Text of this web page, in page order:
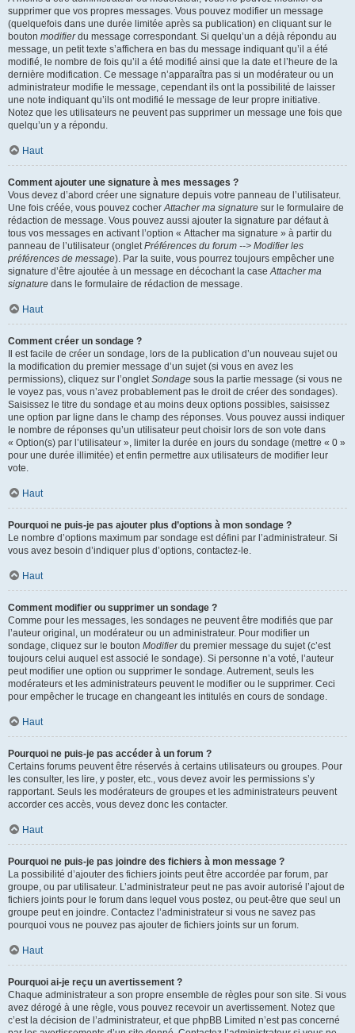
supprimer que vos propres messages. Vous pouvez modifier un message
(quelquefois dans une durée limitée après sa publication) en cliquant sur le
bouton modifierdu message correspondant. Si quelqu’un a déjà répondu au
message, un petit texte s’affichera en bas du message indiquant qu’il a été
modifié, le nombre de fois qu’il a été modifié ainsi que la date et l’heure de la
dernière modification. Ce message n’apparaîtra pas si un modérateur ou un
administrateur modifie le message, cependant ils ont la possibilité de laisser
une note indiquant qu’ils ont modifié le message de leur propre initiative.
Notez que les utilisateurs ne peuvent pas supprimer un message une fois que
quelqu’un y a répondu.
Haut
Comment ajouter une signature à mes messages ?
Vous devez d’abord créer une signature depuis votre panneau de l’utilisateur.
Une fois créée, vous pouvez cocherAttacher ma signature sur le formulaire de
rédaction de message. Vous pouvez aussi ajouter la signature par défaut à
tous vos messages en activant l’option « Attacher ma signature » à partir du
panneau de l’utilisateur (ongletPréférences du forum --> Modifier les
préférences de message). Par la suite, vous pourrez toujours empêcher une
signature d’être ajoutée à un message en décochant la caseAttacher ma
signature dans le formulaire de rédaction de message.
Haut
Comment créer un sondage ?
Il est facile de créer un sondage, lors de la publication d’un nouveau sujet ou
la modification du premier message d’un sujet (si vous en avez les
permissions), cliquez sur l’ongletSondage sous la partie message (si vous ne
le voyez pas, vous n’avez probablement pas le droit de créer des sondages).
Saisissez le titre du sondage et au moins deux options possibles, saisissez
une option par ligne dans le champ des réponses. Vous pouvez aussi indiquer
le nombre de réponses qu’un utilisateur peut choisir lors de son vote dans
« Option(s) par l’utilisateur », limiter la durée en jours du sondage (mettre « 0 »
pour une durée illimitée) et enfin permettre aux utilisateurs de modifier leur
vote.
Haut
Pourquoi ne puis-je pas ajouter plus d’options à mon sondage ?
Le nombre d’options maximum par sondage est défini par l’administrateur. Si
vous avez besoin d’indiquer plus d’options, contactez-le.
Haut
Comment modifier ou supprimer un sondage ?
Comme pour les messages, les sondages ne peuvent être modifiés que par
l’auteur original, un modérateur ou un administrateur. Pour modifier un
sondage, cliquez sur le bouton Modifierdu premier message du sujet (c’est
toujours celui auquel est associé le sondage). Si personne n’a voté, l’auteur
peut modifier une option ou supprimer le sondage. Autrement, seuls les
modérateurs et les administrateurs peuvent le modifier ou le supprimer. Ceci
pour empêcher le trucage en changeant les intitulés en cours de sondage.
Haut
Pourquoi ne puis-je pas accéder à un forum ?
Certains forums peuvent être réservés à certains utilisateurs ou groupes. Pour
les consulter, les lire, y poster, etc., vous devez avoir les permissions s’y
rapportant. Seuls les modérateurs de groupes et les administrateurs peuvent
accorder ces accès, vous devez donc les contacter.
Haut
Pourquoi ne puis-je pas joindre des fichiers à mon message ?
La possibilité d’ajouter des fichiers joints peut être accordée par forum, par
groupe, ou par utilisateur. L’administrateur peut ne pas avoir autorisé l’ajout de
fichiers joints pour le forum dans lequel vous postez, ou peut-être que seul un
groupe peut en joindre. Contactez l’administrateur si vous ne savez pas
pourquoi vous ne pouvez pas ajouter de fichiers joints sur un forum.
Haut
Pourquoi ai-je reçu un avertissement ?
Chaque administrateur a son propre ensemble de règles pour son site. Si vous
avez dérogé à une règle, vous pouvez recevoir un avertissement. Notez que
c’est la décision de l’administrateur, et que phpBB Limited n’est pas concerné